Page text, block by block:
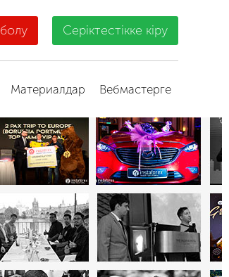
Серіктестікке кіру
Материалдар Вебмастерге